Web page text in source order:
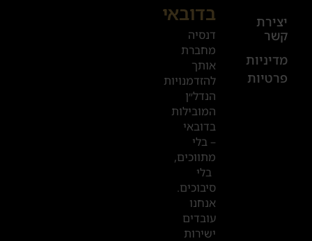
יצירת
קשר
מדיניות
פרטיות
+972
52
601
2019
המשרדים
שלנו
בדובאי
בדובאי
דנסיה
מחברת
אותך
להזדמנויות
הנדל״ן
המובילות
בדובאי
– בלי
מתווכים,
בלי
סיבוכים.
אנחנו
עובדים
ישירות